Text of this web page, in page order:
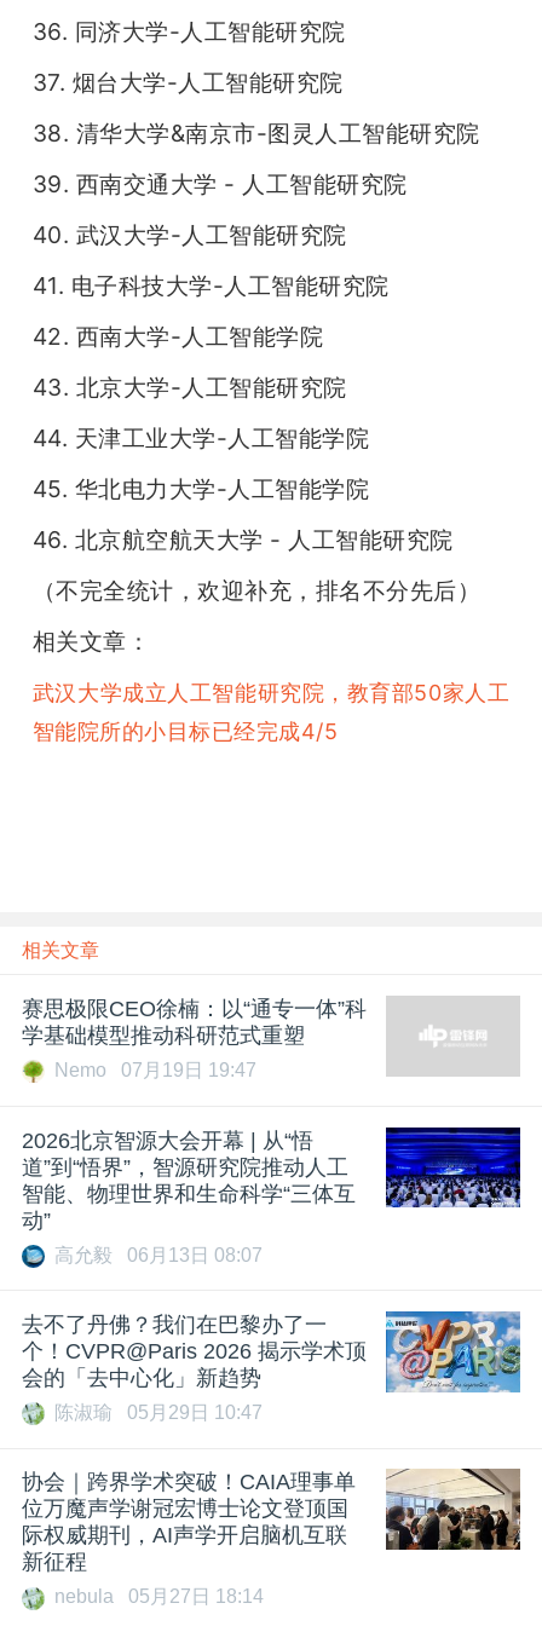
36. 同济大学-人工智能研究院
37. 烟台大学-人工智能研究院
38. 清华大学&南京市-图灵人工智能研究院
39. 西南交通大学 - 人工智能研究院
40. 武汉大学-人工智能研究院
41. 电子科技大学-人工智能研究院
42. 西南大学-人工智能学院
43. 北京大学-人工智能研究院
44. 天津工业大学-人工智能学院
45. 华北电力大学-人工智能学院
46. 北京航空航天大学 - 人工智能研究院
（不完全统计，欢迎补充，排名不分先后）
相关文章：
武汉大学成立人工智能研究院，教育部50家人工
智能院所的小目标已经完成4/5
相关文章
赛思极限CEO徐楠：以“通专一体”科
学基础模型推动科研范式重塑
Nemo 07月19日 19:47
2026北京智源大会开幕 | 从“悟
道”到“悟界”，智源研究院推动人工
智能、物理世界和生命科学“三体互
动”
高允毅 06月13日 08:07
去不了丹佛？我们在巴黎办了一
个！CVPR@Paris 2026 揭示学术顶
会的「去中心化」新趋势
陈淑瑜 05月29日 10:47
协会｜跨界学术突破！CAIA理事单
位万魔声学谢冠宏博士论文登顶国
际权威期刊，AI声学开启脑机互联
新征程
nebula 05月27日 18:14